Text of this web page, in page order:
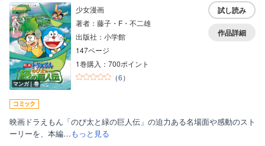
マンガ｜巻
少女漫画
著者：藤子・F・不二雄
出版社：小学館
147ページ
1巻購入：700ポイント
（6）
試し読み
作品詳細
映画ドラえもん「のび太と緑の巨人伝」の迫力ある名場面や感動のスト
ーリーを、本編…もっと見る